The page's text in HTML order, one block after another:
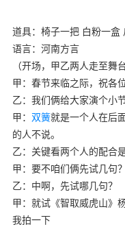
道具：椅子一把 白粉一盒
语言：河南方言
（开场，甲乙两人走至舞
甲：春节来临之际，祝各
乙：我们俩给大家演个小节
甲： 双簧就是一个人在后
的人不说。
乙：关键看两个人的配合
甲：要不咱们俩先试几句？
乙：中啊，先试哪几句？
甲：就试《智取威虎山》
我拍一下